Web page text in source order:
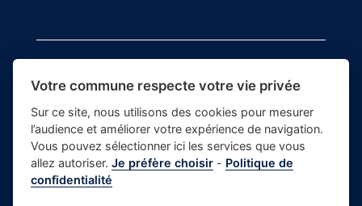
Place du village la solution web
et appli des collectivités
- Mairie
d'Aigues-
Mortes
Crédits photos
Votre commune respecte votre vie privée
Sur ce site, nous utilisons des cookies pour mesurer
l’audience et améliorer votre expérience de navigation.
Vous pouvez sélectionner ici les services que vous
allez autoriser.Je préfère choisir - Politique de
confidentialité